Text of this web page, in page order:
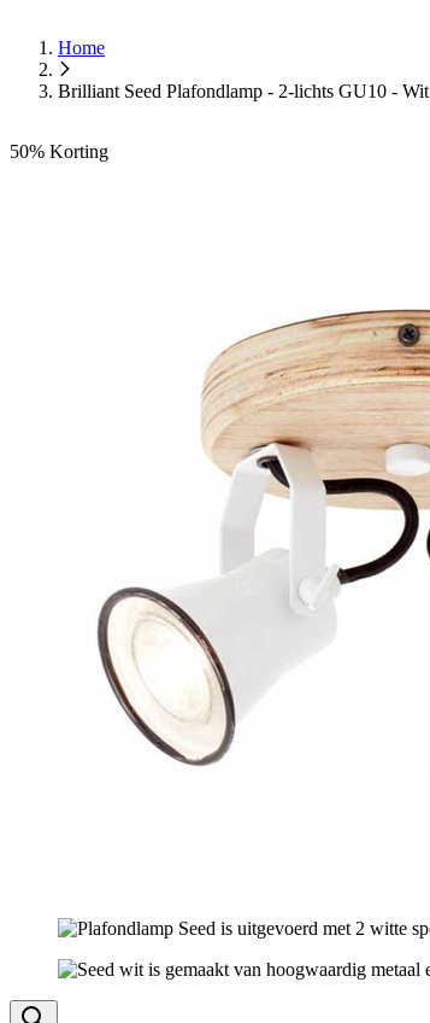
Home
Brilliant Seed Plafondlamp - 2-lichts GU10 - Wit
50% Korting